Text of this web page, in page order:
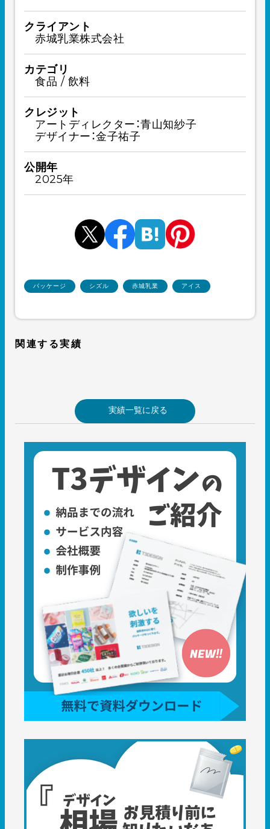
クライアント
赤城乳業株式会社
カテゴリ
食品 / 飲料
クレジット
アートディレクター：青山知紗子
デザイナー：金子祐子
公開年
2025年
パッケージ シズル 赤城乳業 アイス
関連する実績
実績一覧に戻る